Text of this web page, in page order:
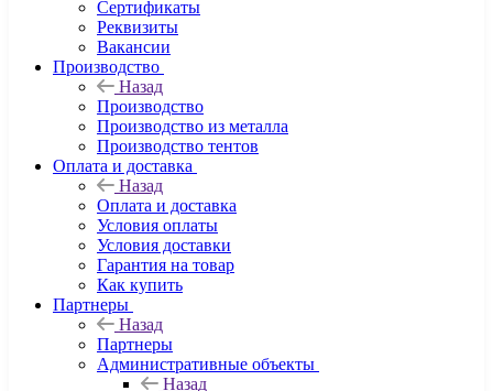
Сертификаты
Реквизиты
Вакансии
Производство
Назад
Производство
Производство из металла
Производство тентов
Оплата и доставка
Назад
Оплата и доставка
Условия оплаты
Условия доставки
Гарантия на товар
Как купить
Партнеры
Назад
Партнеры
Административные объекты
Назад